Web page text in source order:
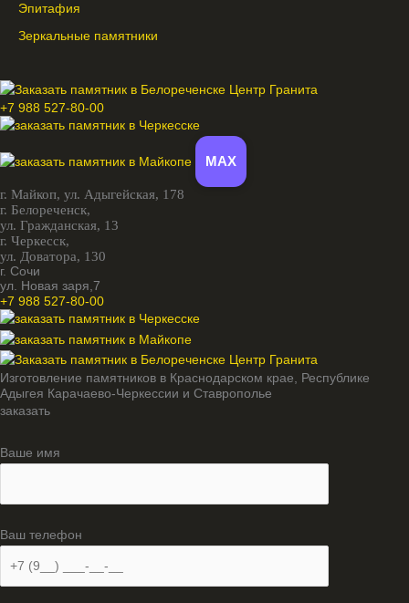
Эпитафия
Зеркальные памятники
+7 988 527-80-00
MAX
г. Майкоп, ул. Адыгейская, 178
г. Белореченск,
ул. Гражданская, 13
г. Черкесск,
ул. Доватора, 130
г. Сочи
ул. Новая заря,7
+7 988 527-80-00
Изготовление памятников в Краснодарском крае, Республике
Адыгея Карачаево-Черкессии и Ставрополье
заказать
Ваше имя
Ваш телефон